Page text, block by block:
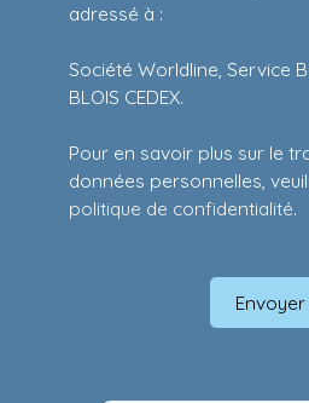
adressé à :
Société Worldline, Service
BLOIS CEDEX.
Pour en savoir plus sur le
données personnelles,
politique de confidentialité.
Envoyer